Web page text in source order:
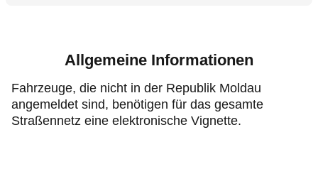
Allgemeine Informationen
Fahrzeuge, die nicht in der Republik Moldau
angemeldet sind, benötigen für das gesamte
Straßennetz eine elektronische Vignette.